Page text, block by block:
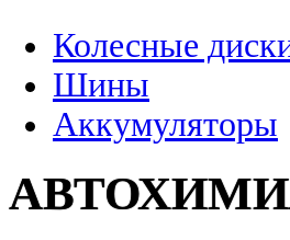
Колесные
Шины
Аккумуляторы